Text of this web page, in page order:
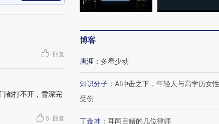
· 回复
都打不开，雪深完
5 · 回复
博客
唐涯 ： 多看少动
知识分子 ： AI冲击之下，年轻人与高学历女
受伤
丁金坤 ： 耳闻目睹的几位律师